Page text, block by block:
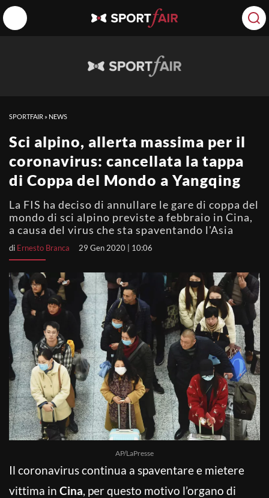
SPORTFAIR » NEWS
Sci alpino, allerta massima per il
coronavirus: cancellata la tappa
di Coppa del Mondo a Yangqing
La FIS ha deciso di annullare le gare di coppa del
mondo di sci alpino previste a febbraio in Cina,
a causa del virus che sta spaventando l'Asia
di Ernesto Branca 29 Gen 2020 | 10:06
AP/LaPresse
Il coronavirus continua a spaventare e mietere
vittima in Cina, per questo motivo l’organo di